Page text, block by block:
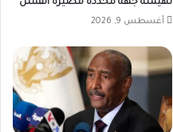
لهيمنة جهة محددة مصيره الفشل
أغسطس 9, 2026